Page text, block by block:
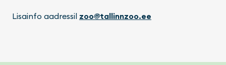
Lisainfo aadressil zoo@tallinnzoo.ee